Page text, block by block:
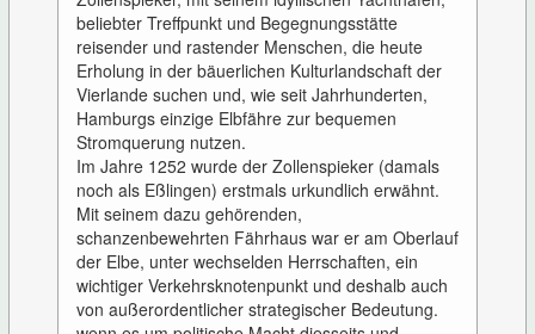
beliebter Treffpunkt und Begegnungsstätte
reisender und rastender Menschen, die heute
Erholung in der bäuerlichen Kulturlandschaft der
Vierlande suchen und, wie seit Jahrhunderten,
Hamburgs einzige Elbfähre zur bequemen
Stromquerung nutzen.
Im Jahre 1252 wurde der Zollenspieker (damals
noch als Eßlingen) erstmals urkundlich erwähnt.
Mit seinem dazu gehörenden,
schanzenbewehrten Fährhaus war er am Oberlauf
der Elbe, unter wechselden Herrschaften, ein
wichtiger Verkehrsknotenpunkt und deshalb auch
von außerordentlicher strategischer Bedeutung.